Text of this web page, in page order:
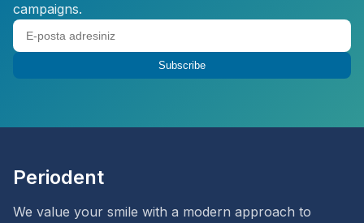
campaigns.
Subscribe
Periodent
We value your smile with a modern approach to